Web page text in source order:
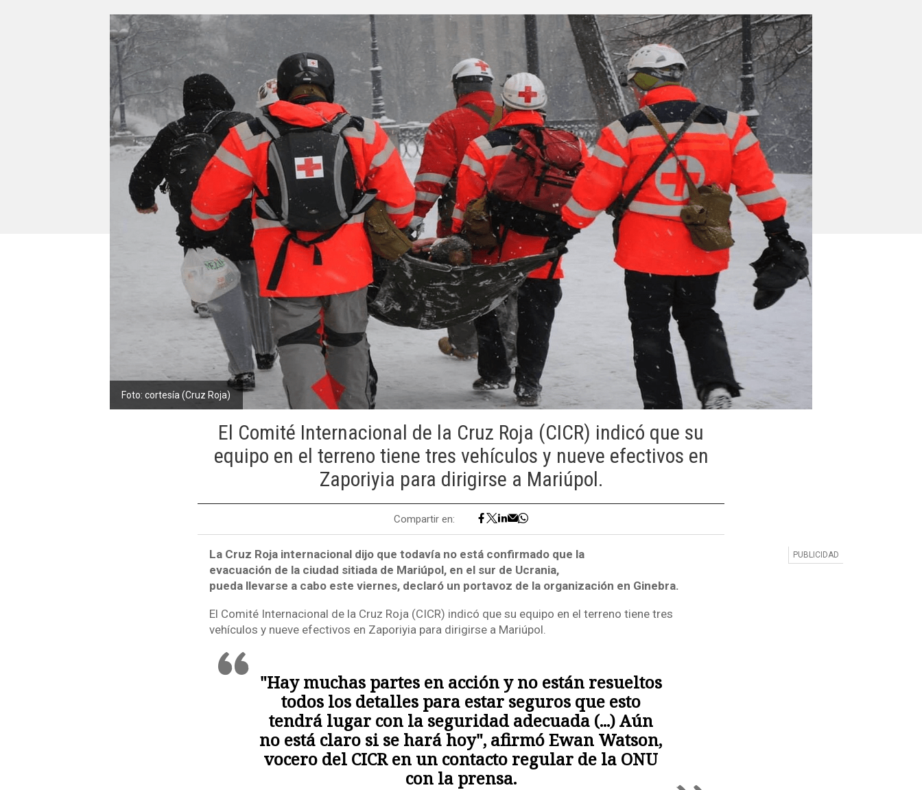
Foto: cortesía (Cruz Roja)
El Comité Internacional de la Cruz Roja (CICR) indicó que su
equipo en el terreno tiene tres vehículos y nueve efectivos en
Zaporiyia para dirigirse a Mariúpol.
Compartir en:
La Cruz Roja internacional dijo que todavía no está confirmado que la
evacuación de la ciudad sitiada de Mariúpol, en el sur de Ucrania,
pueda llevarse a cabo este viernes, declaró un portavoz de la organización en Ginebra.
El Comité Internacional de la Cruz Roja (CICR) indicó que su equipo en el terreno tiene tres
vehículos y nueve efectivos en Zaporiyia para dirigirse a Mariúpol.
"Hay muchas partes en acción y no están resueltos
todos los detalles para estar seguros que esto
tendrá lugar con la seguridad adecuada (...) Aún
no está claro si se hará hoy", afirmó Ewan Watson,
vocero del CICR en un contacto regular de la ONU
con la prensa.